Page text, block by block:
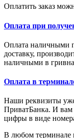
Оплатить заказ
Оплата при
Оплата наличными
доставку,
наличными в
Оплата в
Наши реквизиты
ПриватБанка. И вам
цифры в виде
В любом терминале